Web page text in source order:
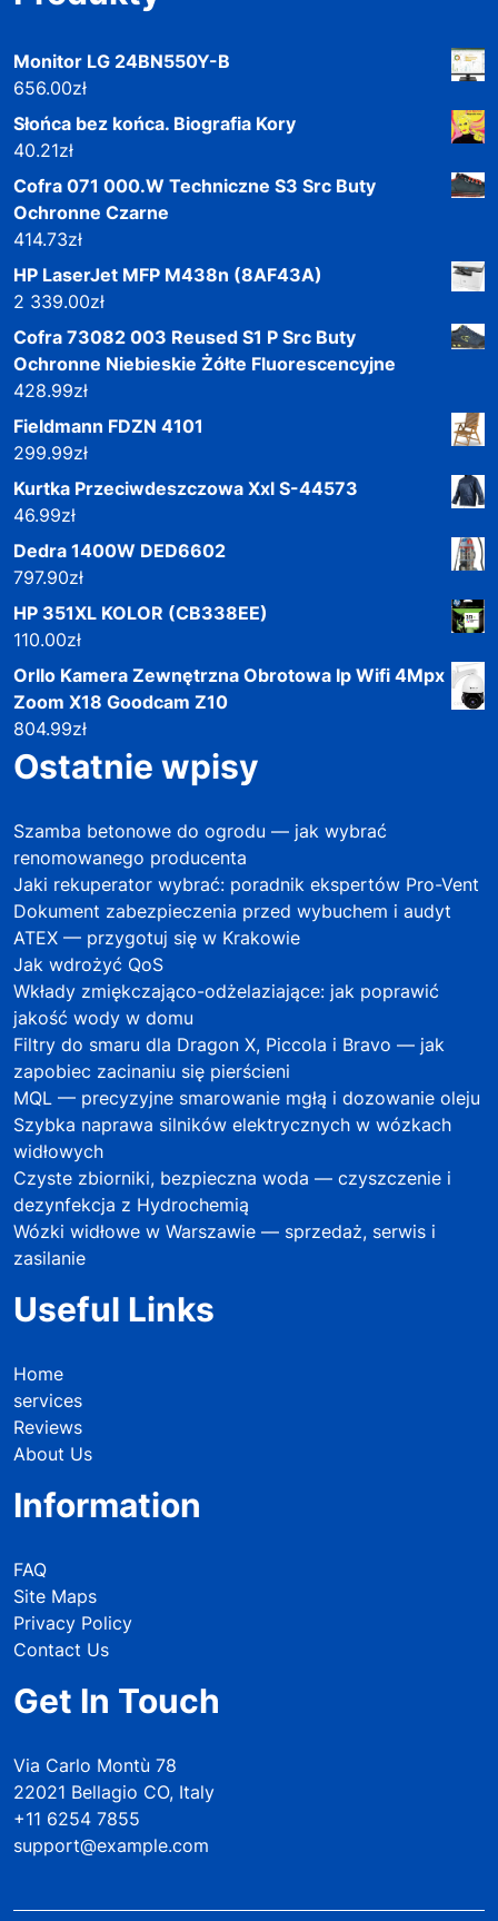
Monitor LG 24BN550Y-B
656.00zł
Słońca bez końca. Biografia Kory
40.21zł
Cofra 071 000.W Techniczne S3 Src Buty
Ochronne Czarne
414.73zł
HP LaserJet MFP M438n (8AF43A)
2 339.00zł
Cofra 73082 003 Reused S1 P Src Buty
Ochronne Niebieskie Żółte Fluorescencyjne
428.99zł
Fieldmann FDZN 4101
299.99zł
Kurtka Przeciwdeszczowa Xxl S-44573
46.99zł
Dedra 1400W DED6602
797.90zł
HP 351XL KOLOR (CB338EE)
110.00zł
Orllo Kamera Zewnętrzna Obrotowa Ip Wifi 4Mpx
Zoom X18 Goodcam Z10
804.99zł
Ostatnie wpisy
Szamba betonowe do ogrodu — jak wybrać
renomowanego producenta
Jaki rekuperator wybrać: poradnik ekspertów Pro-Vent
Dokument zabezpieczenia przed wybuchem i audyt
ATEX — przygotuj się w Krakowie
Jak wdrożyć QoS
Wkłady zmiękczająco-odżelaziające: jak poprawić
jakość wody w domu
Filtry do smaru dla Dragon X, Piccola i Bravo — jak
zapobiec zacinaniu się pierścieni
MQL — precyzyjne smarowanie mgłą i dozowanie oleju
Szybka naprawa silników elektrycznych w wózkach
widłowych
Czyste zbiorniki, bezpieczna woda — czyszczenie i
dezynfekcja z Hydrochemią
Wózki widłowe w Warszawie — sprzedaż, serwis i
zasilanie
Useful Links
Home
services
Reviews
About Us
Information
FAQ
Site Maps
Privacy Policy
Contact Us
Get In Touch
Via Carlo Montù 78
22021 Bellagio CO, Italy
+11 6254 7855
support@example.com